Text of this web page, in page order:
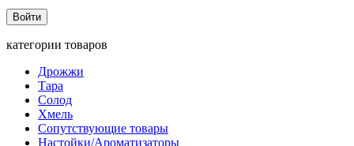
категории товаров
Дрожжи
Тара
Солод
Хмель
Сопутствующие товары
Настойки/Ароматизаторы